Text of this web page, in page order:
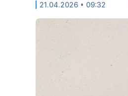
21.04.2026 • 09:32